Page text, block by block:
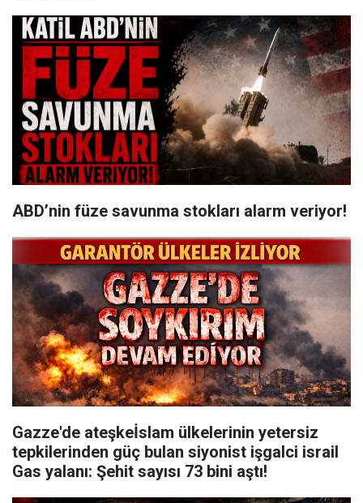
ABD’nin füze savunma stokları alarm veriyor!
Gazze'de ateşkeİslam ülkelerinin yetersiz
tepkilerinden güç bulan siyonist işgalci israil
Gas yalanı: Şehit sayısı 73 bini aştı!